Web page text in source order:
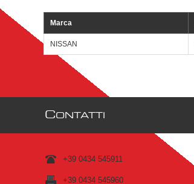
Marca
NISSAN
CONTATTI
+39 0434 545911
+39 0434 545960